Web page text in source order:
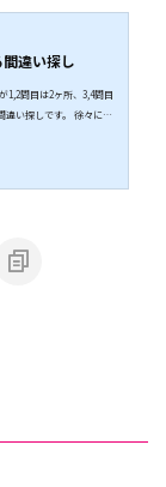
間違い探し
1,2問目は2ヶ所、3,4問目
違い探しです。 徐々に難